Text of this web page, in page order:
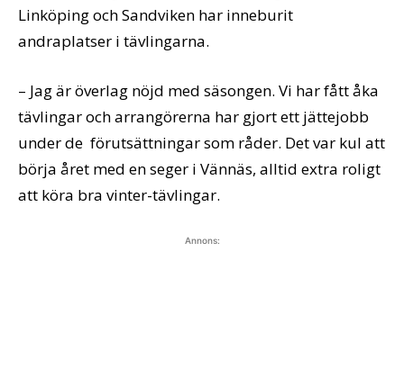
Linköping och Sandviken har inneburit
andraplatser i tävlingarna.
– Jag är överlag nöjd med säsongen. Vi har fått åka
tävlingar och arrangörerna har gjort ett jättejobb
under de förutsättningar som råder. Det var kul att
börja året med en seger i Vännäs, alltid extra roligt
att köra bra vinter-tävlingar.
Annons: